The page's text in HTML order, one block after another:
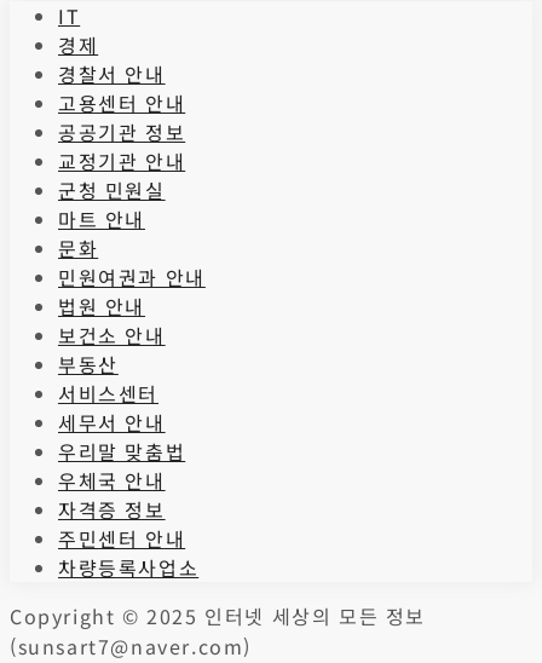
IT
경제
경찰서 안내
고용센터 안내
공공기관 정보
교정기관 안내
군청 민원실
마트 안내
문화
민원여권과 안내
법원 안내
보건소 안내
부동산
서비스센터
세무서 안내
우리말 맞춤법
우체국 안내
자격증 정보
주민센터 안내
차량등록사업소
Copyright © 2025 인터넷 세상의 모든 정보
(sunsart7@naver.com)